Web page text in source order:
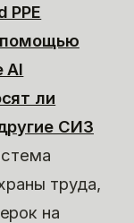
PPE
помощью
AI
ли
СИЗ
труда,
на